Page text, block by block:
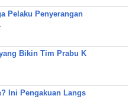
Pelaku Penyerangan
Bikin Tim Prabu K
Ini Pengakuan Langs